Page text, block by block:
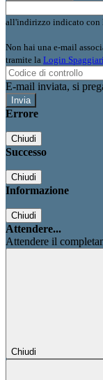
all'indirizzo indicato con
Non hai una e-mail
tramite la Login Spaggiari
E-mail inviata, si
Errore
Chiudi
Successo
Chiudi
Informazione
Chiudi
Attendere...
Attendere il
Chiudi